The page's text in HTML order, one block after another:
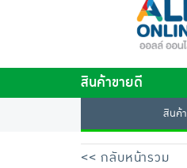
สินค้าขายดี
สินค้า
<< กลับหน้ารวม